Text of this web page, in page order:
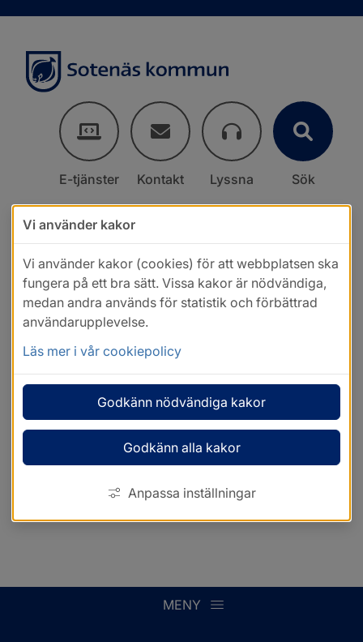
E-tjänster Kontakt Lyssna Sök
MENY
Vi använder kakor
Vi använder kakor (cookies) för att webbplatsen ska
fungera på ett bra sätt. Vissa kakor är nödvändiga,
medan andra används för statistik och förbättrad
användarupplevelse.
Läs mer i vår cookiepolicy
Godkänn nödvändiga kakor
Godkänn alla kakor
Anpassa inställningar